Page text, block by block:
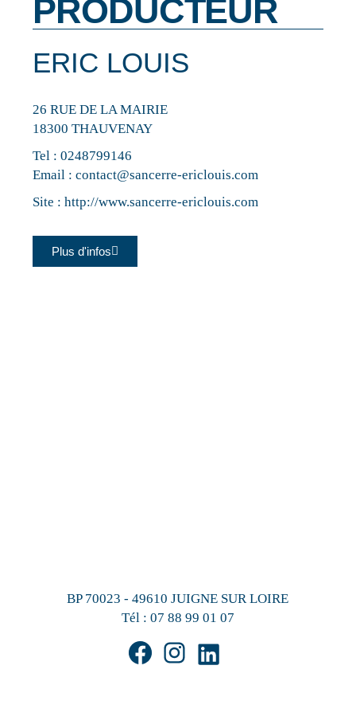
PRODUCTEUR
ERIC LOUIS
26 RUE DE LA MAIRIE
18300 THAUVENAY
Tel :0248799146
Email :contact@sancerre-ericlouis.com
Site :http://www.sancerre-ericlouis.com
Plus d'infos
BP 70023 - 49610 JUIGNE SUR LOIRE
Tél : 07 88 99 01 07